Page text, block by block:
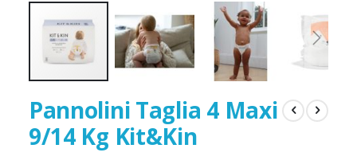
Pannolini Taglia 4 Maxi
9/14 Kg Kit&Kin